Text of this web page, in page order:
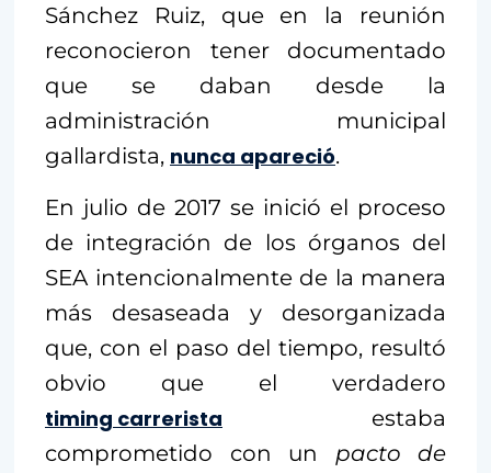
Sánchez Ruiz, que en la reunión
reconocieron tener documentado
que se daban desde la
administración municipal
gallardista, nunca apareció.
En julio de 2017 se inició el proceso
de integración de los órganos del
SEA intencionalmente de la manera
más desaseada y desorganizada
que, con el paso del tiempo, resultó
obvio que el verdadero
timing carrerista estaba
comprometido con un pacto de